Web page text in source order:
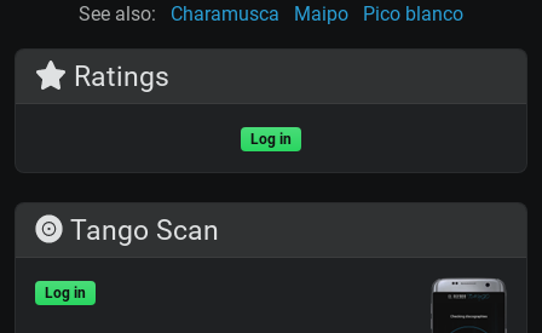
See also: Charamusca Maipo Pico blanco
Ratings
Log in
Tango Scan
Log in